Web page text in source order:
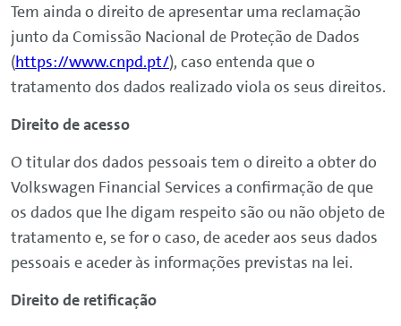
Tem ainda o direito de apresentar uma reclamação
junto da Comissão Nacional de Proteção de Dados
(https://www.cnpd.pt/), caso entenda que o
tratamento dos dados realizado viola os seus direitos.
Direito de acesso
O titular dos dados pessoais tem o direito a obter do
Volkswagen Financial Services a confirmação de que
os dados que lhe digam respeito são ou não objeto de
tratamento e, se for o caso, de aceder aos seus dados
pessoais e aceder às informações previstas na lei.
Direito de retificação